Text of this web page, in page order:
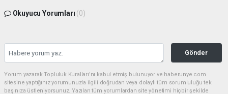
Okuyucu Yorumları (0)
Gönder
Yorum yazarak Topluluk Kuralları’nı kabul etmiş bulunuyor ve haberunye.com
sitesine yaptığınız yorumunuzla ilgili doğrudan veya dolaylı tüm sorumluluğu tek
başınıza üstleniyorsunuz. Yazılan tüm yorumlardan site yönetimi hiçbir şekilde